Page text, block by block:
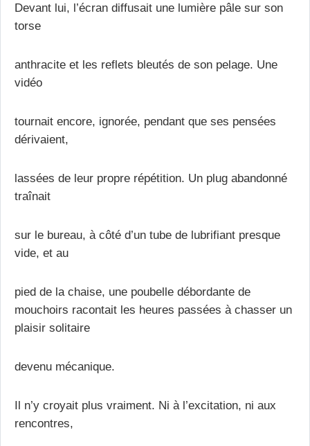
Devant lui, l’écran diffusait une lumière pâle sur son
torse
anthracite et les reflets bleutés de son pelage. Une
vidéo
tournait encore, ignorée, pendant que ses pensées
dérivaient,
lassées de leur propre répétition. Un plug abandonné
traînait
sur le bureau, à côté d’un tube de lubrifiant presque
vide, et au
pied de la chaise, une poubelle débordante de
mouchoirs racontait les heures passées à chasser un
plaisir solitaire
devenu mécanique.
Il n’y croyait plus vraiment. Ni à l’excitation, ni aux
rencontres,